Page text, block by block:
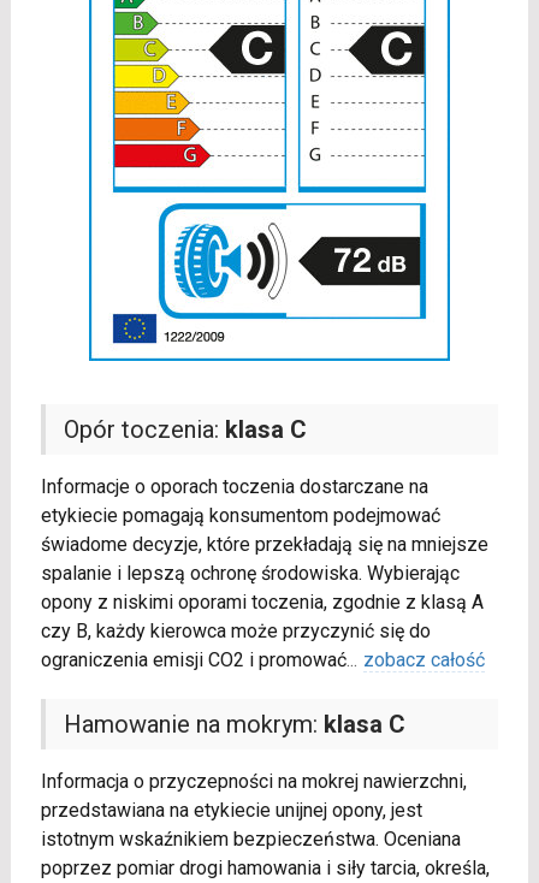
Opór toczenia: klasa C
Informacje o oporach toczenia dostarczane na
etykiecie pomagają konsumentom podejmować
świadome decyzje, które przekładają się na mniejsze
spalanie i lepszą ochronę środowiska. Wybierając
opony z niskimi oporami toczenia, zgodnie z klasą A
czy B, każdy kierowca może przyczynić się do
ograniczenia emisji CO2 i promować... zobacz całość
Hamowanie na mokrym: klasa C
Informacja o przyczepności na mokrej nawierzchni,
przedstawiana na etykiecie unijnej opony, jest
istotnym wskaźnikiem bezpieczeństwa. Oceniana
poprzez pomiar drogi hamowania i siły tarcia, określa,